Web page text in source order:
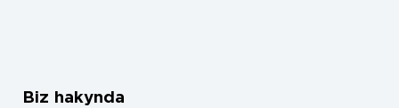
Biz hakynda